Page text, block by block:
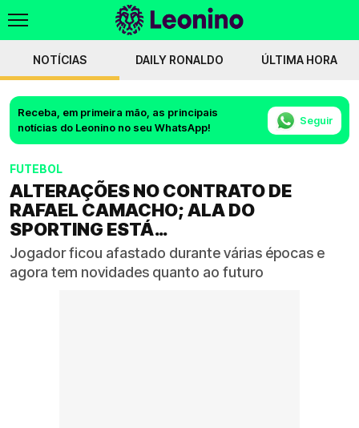
NOTÍCIAS DAILY RONALDO ÚLTIMA HORA
Receba, em primeira mão, as principais
notícias do Leonino no seu WhatsApp!
Seguir
FUTEBOL
ALTERAÇÕES NO CONTRATO DE
RAFAEL CAMACHO; ALA DO
SPORTING ESTÁ…
Jogador ficou afastado durante várias épocas e
agora tem novidades quanto ao futuro